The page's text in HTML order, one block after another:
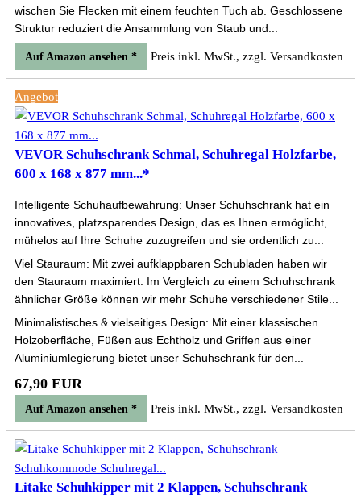
wischen Sie Flecken mit einem feuchten Tuch ab. Geschlossene
Struktur reduziert die Ansammlung von Staub und...
Auf Amazon ansehen * Preis inkl. MwSt., zzgl. Versandkosten
Angebot
VEVOR Schuhschrank Schmal, Schuhregal Holzfarbe,
600 x 168 x 877 mm...*
Intelligente Schuhaufbewahrung: Unser Schuhschrank hat ein
innovatives, platzsparendes Design, das es Ihnen ermöglicht,
mühelos auf Ihre Schuhe zuzugreifen und sie ordentlich zu...
Viel Stauraum: Mit zwei aufklappbaren Schubladen haben wir
den Stauraum maximiert. Im Vergleich zu einem Schuhschrank
ähnlicher Größe können wir mehr Schuhe verschiedener Stile...
Minimalistisches & vielseitiges Design: Mit einer klassischen
Holzoberfläche, Füßen aus Echtholz und Griffen aus einer
Aluminiumlegierung bietet unser Schuhschrank für den...
67,90 EUR
Auf Amazon ansehen * Preis inkl. MwSt., zzgl. Versandkosten
Litake Schuhkipper mit 2 Klappen, Schuhschrank